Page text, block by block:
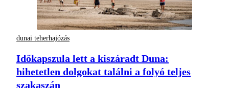
dunai teherhajózás
Időkapszula lett a kiszáradt Duna:
hihetetlen dolgokat találni a folyó teljes
szakaszán